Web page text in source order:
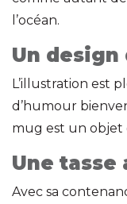
l’océan.
Un
L’illustration est
d’humour
mug est un objet
Une tasse
Avec sa